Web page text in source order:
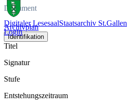
Digitaler LesesaalStaatsarchiv St.Gallen
Login
Dokument
Archivplan
Identifikation
Titel
Signatur
Stufe
Entstehungszeitraum